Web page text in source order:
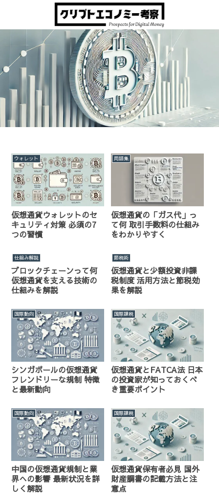
ウォレット
仮想通貨ウォレットのセ
キュリティ対策 必須の7
つの習慣
用語集
仮想通貨の「ガス代」っ
て何 取引手数料の仕組み
をわかりやすく
仕組み解説
ブロックチェーンって何
仮想通貨を支える技術の
仕組みを解説
節税術
仮想通貨と少額投資非課
税制度 活用方法と節税効
果を解説
国際動向
シンガポールの仮想通貨
フレンドリーな規制 特徴
と最新動向
国際課税
仮想通貨とFATCA法 日本
の投資家が知っておくべ
き重要ポイント
国際動向
中国の仮想通貨規制と業
界への影響 最新状況を詳
しく解説
国際課税
仮想通貨保有者必見 国外
財産調書の記載方法と注
意点